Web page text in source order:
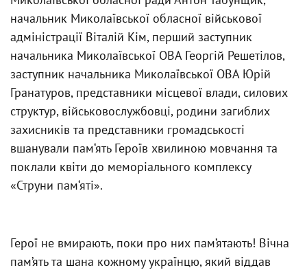
начальник Миколаївської обласної військової
адміністрації Віталій Кім, перший заступник
начальника Миколаївської ОВА Георгій Решетілов,
заступник начальника Миколаївської ОВА Юрій
Гранатуров, представники місцевої влади, силових
структур, військовослужбовці, родини загиблих
захисників та представники громадськості
вшанували пам‘ять Героїв хвилиною мовчання та
поклали квіти до меморіального комплексу
«Струни пам‘яті».
Герої не вмирають, поки про них пам’ятають! Вічна
пам’ять та шана кожному українцю, який віддав